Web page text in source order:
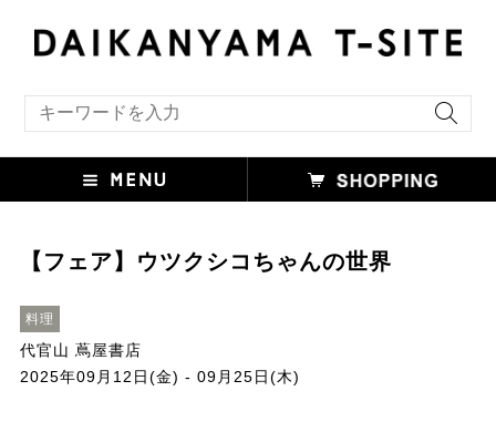
【フェア】ウツクシコちゃんの世界
料理
代官山 蔦屋書店
2025年09月12日(金) - 09月25日(木)